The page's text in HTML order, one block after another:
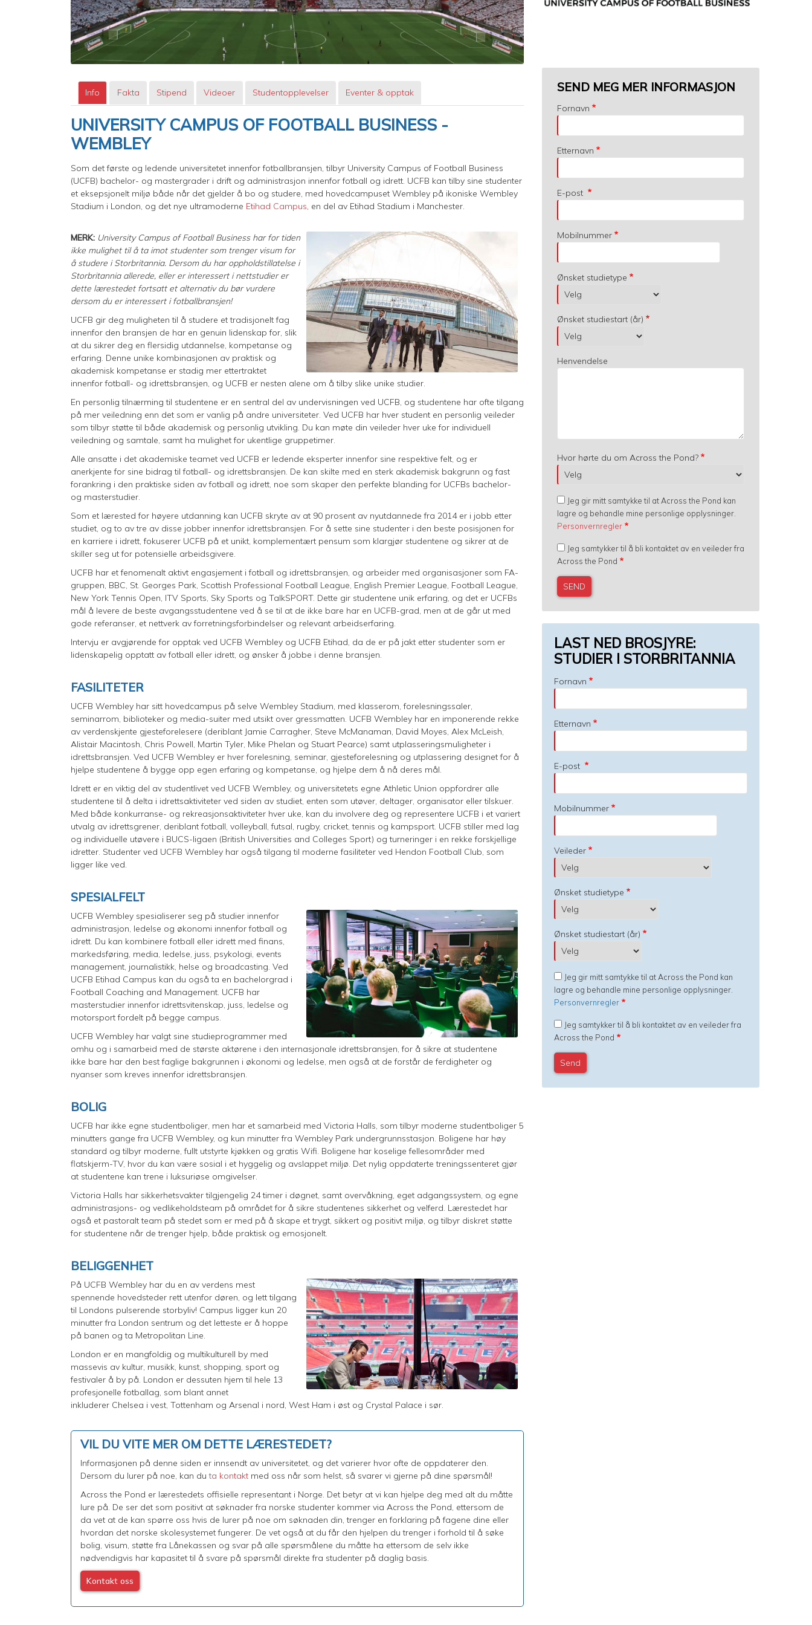
Info Fakta Stipend Videoer Studentopplevelser Eventer & opptak
UNIVERSITY CAMPUS OF FOOTBALL BUSINESS -
WEMBLEY
Som det første og ledende universitetet innenfor fotballbransjen, tilbyr University Campus of Football Business
(UCFB) bachelor- og mastergrader i drift og administrasjon innenfor fotball og idrett. UCFB kan tilby sine studenter
et eksepsjonelt miljø både når det gjelder å bo og studere, med hovedcampuset Wembley på ikoniske Wembley
Stadium i London, og det nye ultramoderne Etihad Campus, en del av Etihad Stadium i Manchester.
MERK: University Campus of Football Business har for tiden
ikke mulighet til å ta imot studenter som trenger visum for
å studere i Storbritannia. Dersom du har oppholdstillatelse i
Storbritannia allerede, eller er interessert i nettstudier er
dette lærestedet fortsatt et alternativ du bør vurdere
dersom du er interessert i fotballbransjen!
UCFB gir deg muligheten til å studere et tradisjonelt fag
innenfor den bransjen de har en genuin lidenskap for, slik
at du sikrer deg en flersidig utdannelse, kompetanse og
erfaring. Denne unike kombinasjonen av praktisk og
akademisk kompetanse er stadig mer ettertraktet
innenfor fotball- og idrettsbransjen, og UCFB er nesten alene om å tilby slike unike studier.
En personlig tilnærming til studentene er en sentral del av undervisningen ved UCFB, og studentene har ofte tilgang
på mer veiledning enn det som er vanlig på andre universiteter. Ved UCFB har hver student en personlig veileder
som tilbyr støtte til både akademisk og personlig utvikling. Du kan møte din veileder hver uke for individuell
veiledning og samtale, samt ha mulighet for ukentlige gruppetimer.
Alle ansatte i det akademiske teamet ved UCFB er ledende eksperter innenfor sine respektive felt, og er
anerkjente for sine bidrag til fotball- og idrettsbransjen. De kan skilte med en sterk akademisk bakgrunn og fast
forankring i den praktiske siden av fotball og idrett, noe som skaper den perfekte blanding for UCFBs bachelor-
og masterstudier.
Som et lærested for høyere utdanning kan UCFB skryte av at 90 prosent av nyutdannede fra 2014 er i jobb etter
studiet, og to av tre av disse jobber innenfor idrettsbransjen. For å sette sine studenter i den beste posisjonen for
en karriere i idrett, fokuserer UCFB på et unikt, komplementært pensum som klargjør studentene og sikrer at de
skiller seg ut for potensielle arbeidsgivere.
UCFB har et fenomenalt aktivt engasjement i fotball og idrettsbransjen, og arbeider med organisasjoner som FA-
gruppen, BBC, St. Georges Park, Scottish Professional Football League, English Premier League, Football League,
New York Tennis Open, ITV Sports, Sky Sports og TalkSPORT. Dette gir studentene unik erfaring, og det er UCFBs
mål å levere de beste avgangsstudentene ved å se til at de ikke bare har en UCFB-grad, men at de går ut med
gode referanser, et nettverk av forretningsforbindelser og relevant arbeidserfaring.
Intervju er avgjørende for opptak ved UCFB Wembley og UCFB Etihad, da de er på jakt etter studenter som er
lidenskapelig opptatt av fotball eller idrett, og ønsker å jobbe i denne bransjen.
FASILITETER
UCFB Wembley har sitt hovedcampus på selve Wembley Stadium, med klasserom, forelesningssaler,
seminarrom, biblioteker og media-suiter med utsikt over gressmatten. UCFB Wembley har en imponerende rekke
av verdenskjente gjesteforelesere (deriblant Jamie Carragher, Steve McManaman, David Moyes, Alex McLeish,
Alistair Macintosh, Chris Powell, Martin Tyler, Mike Phelan og Stuart Pearce) samt utplasseringsmuligheter i
idrettsbransjen. Ved UCFB Wembley er hver forelesning, seminar, gjesteforelesning og utplassering designet for å
hjelpe studentene å bygge opp egen erfaring og kompetanse, og hjelpe dem å nå deres mål.
Idrett er en viktig del av studentlivet ved UCFB Wembley, og universitetets egne Athletic Union oppfordrer alle
studentene til å delta i idrettsaktiviteter ved siden av studiet, enten som utøver, deltager, organisator eller tilskuer.
Med både konkurranse- og rekreasjonsaktiviteter hver uke, kan du involvere deg og representere UCFB i et variert
utvalg av idrettsgrener, deriblant fotball, volleyball, futsal, rugby, cricket, tennis og kampsport. UCFB stiller med lag
og individuelle utøvere i BUCS-ligaen (British Universities and Colleges Sport) og turneringer i en rekke forskjellige
idretter. Studenter ved UCFB Wembley har også tilgang til moderne fasiliteter ved Hendon Football Club, som
ligger like ved.
SPESIALFELT
UCFB Wembley spesialiserer seg på studier innenfor
administrasjon, ledelse og økonomi innenfor fotball og
idrett. Du kan kombinere fotball eller idrett med finans,
markedsføring, media, ledelse, juss, psykologi, events
management, journalistikk, helse og broadcasting. Ved
UCFB Etihad Campus kan du også ta en bachelorgrad i
Football Coaching and Management. UCFB har
masterstudier innenfor idrettsvitenskap, juss, ledelse og
motorsport fordelt på begge campus.
UCFB Wembley har valgt sine studieprogrammer med
omhu og i samarbeid med de største aktørene i den internasjonale idrettsbransjen, for å sikre at studentene
ikke bare har den best faglige bakgrunnen i økonomi og ledelse, men også at de forstår de ferdigheter og
nyanser som kreves innenfor idrettsbransjen.
BOLIG
UCFB har ikke egne studentboliger, men har et samarbeid med Victoria Halls, som tilbyr moderne studentboliger 5
minutters gange fra UCFB Wembley, og kun minutter fra Wembley Park undergrunnsstasjon. Boligene har høy
standard og tilbyr moderne, fullt utstyrte kjøkken og gratis Wifi. Boligene har koselige fellesområder med
flatskjerm-TV, hvor du kan være sosial i et hyggelig og avslappet miljø. Det nylig oppdaterte treningssenteret gjør
at studentene kan trene i luksuriøse omgivelser.
Victoria Halls har sikkerhetsvakter tilgjengelig 24 timer i døgnet, samt overvåkning, eget adgangssystem, og egne
administrasjons- og vedlikeholdsteam på området for å sikre studentenes sikkerhet og velferd. Lærestedet har
også et pastoralt team på stedet som er med på å skape et trygt, sikkert og positivt miljø, og tilbyr diskret støtte
for studentene når de trenger hjelp, både praktisk og emosjonelt.
BELIGGENHET
På UCFB Wembley har du en av verdens mest
spennende hovedsteder rett utenfor døren, og lett tilgang
til Londons pulserende storbyliv! Campus ligger kun 20
minutter fra London sentrum og det letteste er å hoppe
på banen og ta Metropolitan Line.
London er en mangfoldig og multikulturell by med
massevis av kultur, musikk, kunst, shopping, sport og
festivaler å by på. London er dessuten hjem til hele 13
profesjonelle fotballag, som blant annet
inkluderer Chelsea i vest, Tottenham og Arsenal i nord, West Ham i øst og Crystal Palace i sør.
VIL DU VITE MER OM DETTE LÆRESTEDET?
Informasjonen på denne siden er innsendt av universitetet, og det varierer hvor ofte de oppdaterer den.
Dersom du lurer på noe, kan duta kontakt med oss når som helst, så svarer vi gjerne på dine spørsmål!
Across the Pond er lærestedets offisielle representant i Norge. Det betyr at vi kan hjelpe deg med alt du måtte
lure på. De ser det som positivt at søknader fra norske studenter kommer via Across the Pond, ettersom de
da vet at de kan spørre oss hvis de lurer på noe om søknaden din, trenger en forklaring på fagene dine eller
hvordan det norske skolesystemet fungerer. De vet også at du får den hjelpen du trenger i forhold til å søke
bolig, visum, støtte fra Lånekassen og svar på alle spørsmålene du måtte ha ettersom de selv ikke
nødvendigvis har kapasitet til å svare på spørsmål direkte fra studenter på daglig basis.
Kontakt oss
SEND MEG MER INFORMASJON
Fornavn
Etternavn
E-post
Mobilnummer
Ønsket studietype
Ønsket studiestart (år)
Henvendelse
Hvor hørte du om Across the Pond?
Jeg gir mitt samtykke til at Across the Pond kan
lagre og behandle mine personlige opplysninger.
Personvernregler
Jeg samtykker til å bli kontaktet av en veileder fra
Across the Pond
LAST NED BROSJYRE:
STUDIER I STORBRITANNIA
Fornavn
Etternavn
E-post
Mobilnummer
Veileder
Ønsket studietype
Ønsket studiestart (år)
Jeg gir mitt samtykke til at Across the Pond kan
lagre og behandle mine personlige opplysninger.
Personvernregler
Jeg samtykker til å bli kontaktet av en veileder fra
Across the Pond